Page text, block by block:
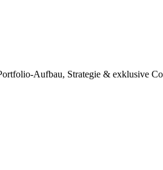
Aufbau, Strategie & exklusive